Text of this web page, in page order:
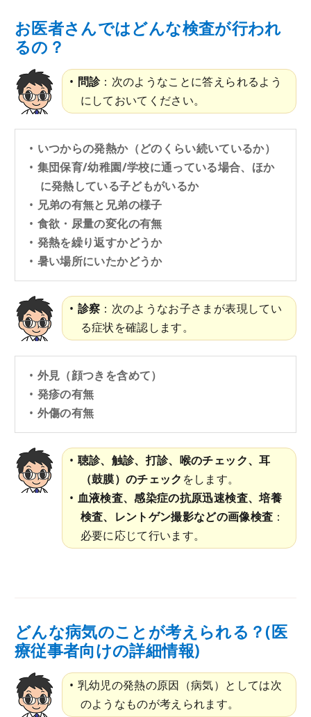
お医者さんではどんな検査が行われ
るの？
問診：次のようなことに答えられるよう
にしておいてください。
いつからの発熱か（どのくらい続いているか）
集団保育/幼稚園/学校に通っている場合、ほか
に発熱している子どもがいるか
兄弟の有無と兄弟の様子
食欲・尿量の変化の有無
発熱を繰り返すかどうか
暑い場所にいたかどうか
診察 ：次のようなお子さまが表現してい
る症状を確認します。
外見（顔つきを含めて）
発疹の有無
外傷の有無
聴診、触診、打診、喉のチェック、耳
（鼓膜）のチェック をします。
血液検査、感染症の抗原迅速検査、培養
検査、レントゲン撮影などの画像検査 ：
必要に応じて行います。
どんな病気のことが考えられる？(医
療従事者向けの詳細情報)
乳幼児の発熱の原因（病気）としては次
のようなものが考えられます。